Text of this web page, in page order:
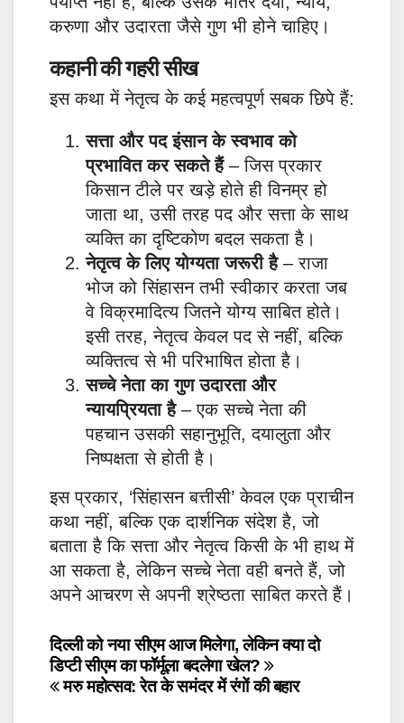
करुणा और उदारता जैसे गुण भी होने चाहिए।
कहानी की गहरी सीख
इस कथा में नेतृत्व के कई महत्वपूर्ण सबक छिपे हैं:
सत्ता और पद इंसान के स्वभाव को
प्रभावित कर सकते हैं– जिस प्रकार
किसान टीले पर खड़े होते ही विनम्र हो
जाता था, उसी तरह पद और सत्ता के साथ
व्यक्ति का दृष्टिकोण बदल सकता है।
नेतृत्व के लिए योग्यता जरूरी है– राजा
भोज को सिंहासन तभी स्वीकार करता जब
वे विक्रमादित्य जितने योग्य साबित होते।
इसी तरह, नेतृत्व केवल पद से नहीं, बल्कि
व्यक्तित्व से भी परिभाषित होता है।
सच्चे नेता का गुण उदारता और
न्यायप्रियता है– एक सच्चे नेता की
पहचान उसकी सहानुभूति, दयालुता और
निष्पक्षता से होती है।
इस प्रकार, ‘सिंहासन बत्तीसी’ केवल एक प्राचीन
कथा नहीं, बल्कि एक दार्शनिक संदेश है, जो
बताता है कि सत्ता और नेतृत्व किसी के भी हाथ में
आ सकता है, लेकिन सच्चे नेता वही बनते हैं, जो
अपने आचरण से अपनी श्रेष्ठता साबित करते हैं।
Post
navigation
दिल्ली को नया सीएम आज मिलेगा, लेकिन क्या दो
डिप्टी सीएम का फॉर्मूला बदलेगा खेल?
मरु महोत्सव: रेत के समंदर में रंगों की बहार